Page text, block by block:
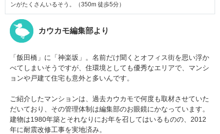
ンがたくさんいるそう。（350m 徒歩5分）
カウカモ編集部より
「飯田橋」に「神楽坂」。名前だけ聞くとオフィス街を思い浮か
べてしまいそうですが、住環境としても優秀なエリアで、マンシ
ョンや戸建て住宅も意外と多いんです。
ご紹介したマンションは、過去カウカモで何度も取材させていた
だいており、その管理体制は編集部のお眼鏡にかなっています。
建物は1980年築とそれなりにお年を召してはいるものの、2012
年に耐震改修工事を実地済み。